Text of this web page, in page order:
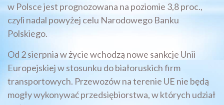
w Polsce jest prognozowana na poziomie 3,8 proc.,
czyli nadal powyżej celu Narodowego Banku
Polskiego.
Od 2 sierpnia w życie wchodzą nowe sankcje Unii
Europejskiej w stosunku do białoruskich firm
transportowych. Przewozów na terenie UE nie będą
mogły wykonywać przedsiębiorstwa, w których udział